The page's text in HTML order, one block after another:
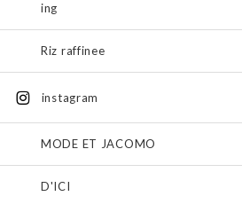
ing
Riz raffinee
instagram
MODE ET JACOMO
D'ICI